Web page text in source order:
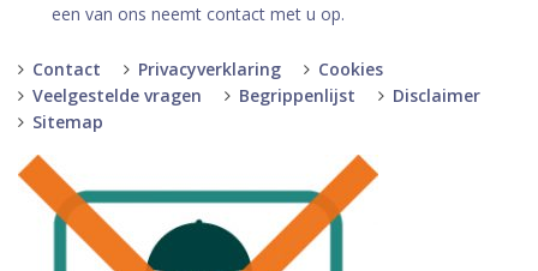
een van ons neemt contact met u op.
Contact Privacyverklaring
Cookies
Veelgestelde vragen
Begrippenlijst
Disclaimer
Sitemap